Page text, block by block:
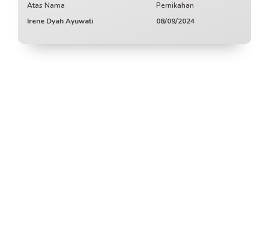
Atas Nama
Irene Dyah Ayuwati
Pernikahan
08/09/2024